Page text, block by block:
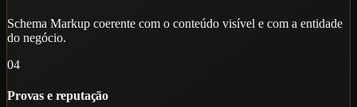
Schema Markup coerente com o conteúdo visível e com a entidade
do negócio.
04
Provas e reputação